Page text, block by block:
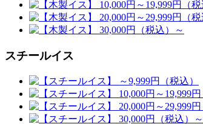
スチールイス